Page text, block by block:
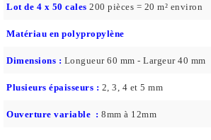
Lot de 4 x 50 cales 200 pièces = 20 m² environ
Matériau en polypropylène
Dimensions : Longueur 60 mm - Largeur 40 mm
Plusieurs épaisseurs : 2, 3, 4 et 5 mm
Ouverture variable : 8mm à 12mm